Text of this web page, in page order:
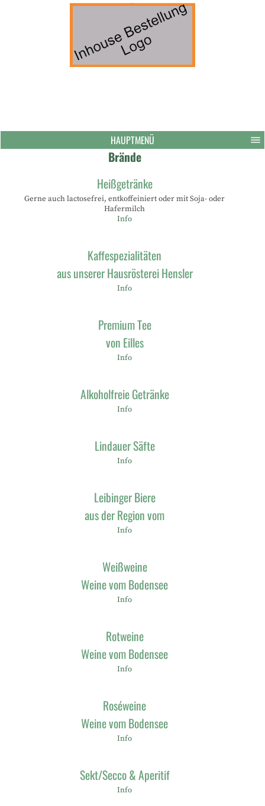
HAUPTMENÜ
Brände
Heißgetränke
Gerne auch lactosefrei, entkoffeiniert oder mit Soja- oder
Hafermilch
Info
Kaffespezialitäten
aus unserer Hausrösterei Hensler
Info
Premium Tee
von Eilles
Info
Alkoholfreie Getränke
Info
Lindauer Säfte
Info
Leibinger Biere
aus der Region vom
Info
Weißweine
Weine vom Bodensee
Info
Rotweine
Weine vom Bodensee
Info
Roséweine
Weine vom Bodensee
Info
Sekt/Secco & Aperitif
Info